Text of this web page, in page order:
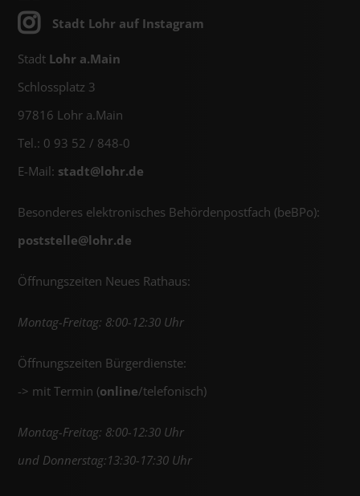
Stadt Lohr auf Instagram
Stadt Lohr a.Main
Schlossplatz 3
97816 Lohr a.Main
Tel.: 0 93 52 / 848-0
E-Mail: stadt@lohr.de
Besonderes elektronisches Behördenpostfach (beBPo):
poststelle@lohr.de
Öffnungszeiten Neues Rathaus:
Montag-Freitag: 8:00-12:30 Uhr
Öffnungszeiten Bürgerdienste:
-> mit Termin (online/telefonisch)
Montag-Freitag: 8:00-12:30 Uhr
und Donnerstag:13:30-17:30 Uhr